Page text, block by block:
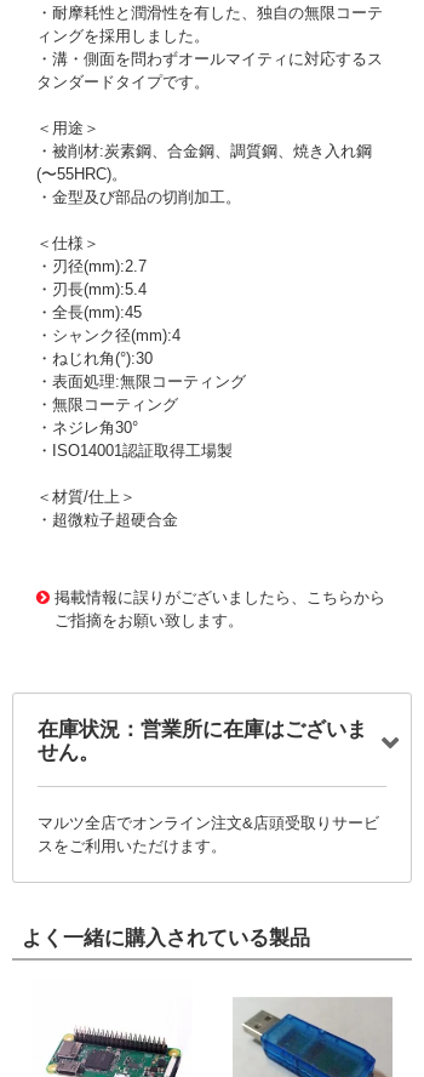
・耐摩耗性と潤滑性を有した、独自の無限コーテ
ィングを採用しました。
・溝・側面を問わずオールマイティに対応するス
タンダードタイプです。
＜用途＞
・被削材:炭素鋼、合金鋼、調質鋼、焼き入れ鋼
(〜55HRC)。
・金型及び部品の切削加工。
＜仕様＞
・刃径(mm):2.7
・刃長(mm):5.4
・全長(mm):45
・シャンク径(mm):4
・ねじれ角(°):30
・表面処理:無限コーティング
・無限コーティング
・ネジレ角30°
・ISO14001認証取得工場製
＜材質/仕上＞
・超微粒子超硬合金
掲載情報に誤りがございましたら、こちらから
ご指摘をお願い致します。
在庫状況：営業所に在庫はございま
せん。
マルツ全店でオンライン注文&店頭受取りサービ
スをご利用いただけます。
よく一緒に購入されている製品